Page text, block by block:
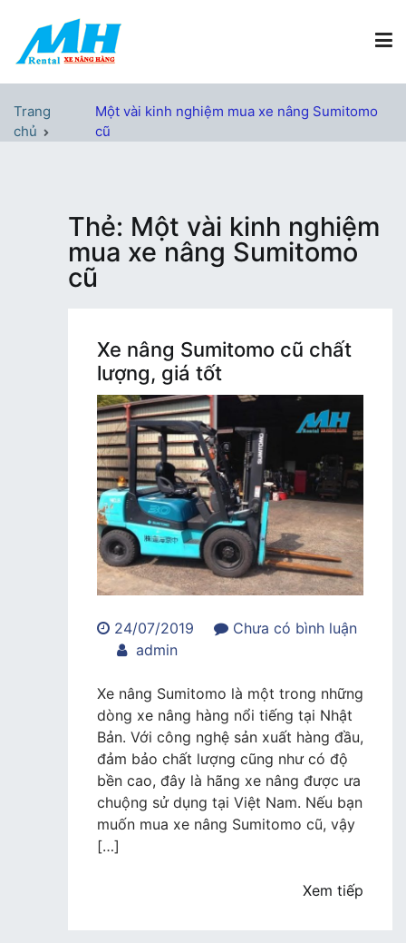
nội
Xe Nâng Hàng MH Rental
Trang
chủ
Một vài kinh nghiệm mua xe nâng Sumitomo
cũ
Thẻ: Một vài kinh nghiệm
mua xe nâng Sumitomo
cũ
Xe nâng Sumitomo cũ chất
lượng, giá tốt
24/07/2019
Chưa có bình luận
trong
nâng
Sumitomo
cũ
chất
lượng,
giá
tốt
admin
Xe nâng Sumitomo là một trong những
dòng xe nâng hàng nổi tiếng tại Nhật
Bản. Với công nghệ sản xuất hàng đầu,
đảm bảo chất lượng cũng như có độ
bền cao, đây là hãng xe nâng được ưa
chuộng sử dụng tại Việt Nam. Nếu bạn
muốn mua xe nâng Sumitomo cũ, vậy
[…]
Xem tiếp